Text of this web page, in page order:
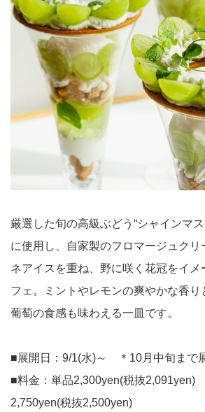
厳選した旬の高級ぶどう“シャインマ
に使用し、自家製のフロマージュクリ
ネアイスを重ね、野に咲く花冠をイ
フェ。ミントやレモンの爽やかな香
葡萄の食感も味わえる一皿です。
■展開日：9/1(水)～ ＊10月中旬まで
■料金：単品2,300yen(税抜2,091yen)
2,750yen(税抜2,500yen)